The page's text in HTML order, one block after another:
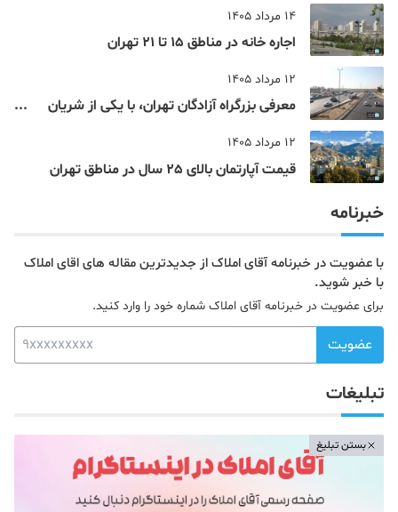
14 مرداد 1405
اجاره خانه در مناطق 15 تا 21 تهران
12 مرداد 1405
معرفی بزرگراه آزادگان تهران، با یکی از شریان
12 مرداد 1405
قیمت آپارتمان بالای 25 سال در مناطق تهران
خبرنامه
با عضویت در خبرنامه آقای املاک از جدیدترین مقاله های اقای املاک
با خبر شوید.
برای عضویت در خبرنامه آقای املاک شماره خود را وارد کنید.
عضویت
تبلیغات
بستن تبلیغ